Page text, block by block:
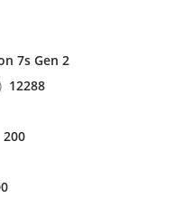
7s Gen 2
12288
200